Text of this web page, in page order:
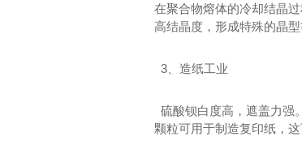
在聚合物熔体的冷却结晶
高结晶度，形成特殊的晶
3、造纸工业
硫酸钡白度高，遮盖力强
颗粒可用于制造复印纸，